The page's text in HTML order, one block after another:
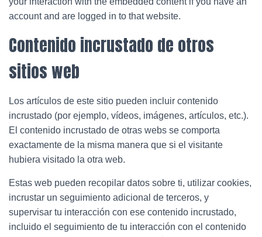
account and are logged in to that website.
Contenido incrustado de otros
sitios web
Los artículos de este sitio pueden incluir contenido
incrustado (por ejemplo, vídeos, imágenes, artículos, etc.).
El contenido incrustado de otras webs se comporta
exactamente de la misma manera que si el visitante
hubiera visitado la otra web.
Estas web pueden recopilar datos sobre ti, utilizar cookies,
incrustar un seguimiento adicional de terceros, y
supervisar tu interacción con ese contenido incrustado,
incluido el seguimiento de tu interacción con el contenido